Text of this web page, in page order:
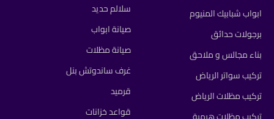
ابواب شبابيك المنيوم
برجولات حدائق
بناء مجالس و ملاحق
تركيب سواتر الرياض
تركيب مظلات الرياض
سلالم حديد
صيانة ابواب
صيانة مظلات
غرف ساندوتش بنل
قرميد
قواعد خزانات